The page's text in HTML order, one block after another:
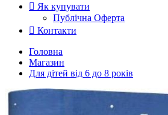
Як купувати
Публічна Оферта
Контакти
Головна
Магазин
Для дітей від 6 до 8 років